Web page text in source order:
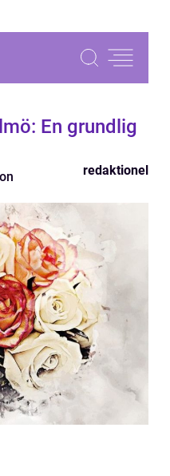
En grundlig
redaktionel